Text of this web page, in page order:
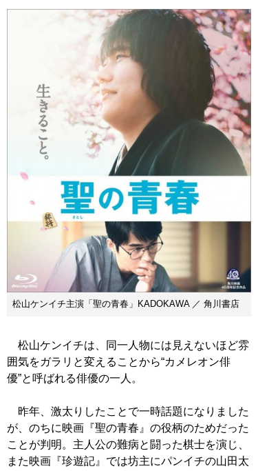
松山ケンイチ主演「聖の青春」KADOKAWA ／ 角川書店
松山ケンイチは、同一人物には見えないほど雰
囲気をガラリと変えることから“カメレオン俳
優”と呼ばれる俳優の一人。
昨年、激太りしたことで一時話題になりました
が、のちに映画『聖の青春』の役柄のためだった
ことが判明。主人公の難病と闘った棋士を演じ、
また映画『珍遊記』では坊主にパンイチの山田太